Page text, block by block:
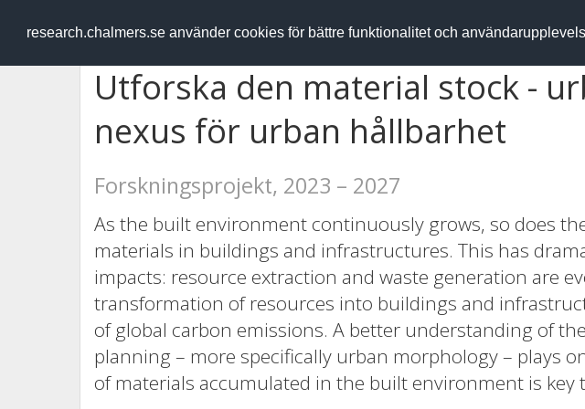
research.chalmers.se använder cookies för bättre funktionalitet och
RESEARCH.chalmers.se
Utforska den material stock -
nexus för urban hållbarhet
Forskningsprojekt, 2023 – 2027
As the built environment continuously grows, so does
materials in buildings and infrastructures. This has
impacts: resource extraction and waste generation are
transformation of resources into buildings and
of global carbon emissions. A better understanding of
planning – more specifically urban morphology – plays
of materials accumulated in the built environment is key